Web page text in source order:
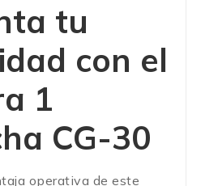
tu
con el
1
CG-30
operativa de este